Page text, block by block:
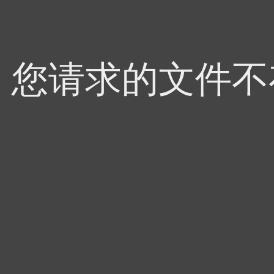
您请求的文件